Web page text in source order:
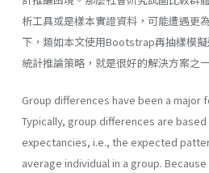
析工具或是樣本實證資料，可能遭遇更
下，類如本文使用Bootstrap再抽樣模
統計推論策略，就是很好的解決方案之
Group differences have been a major
Typically, group differences are
expectancies, i.e., the expected
average individual in a group.